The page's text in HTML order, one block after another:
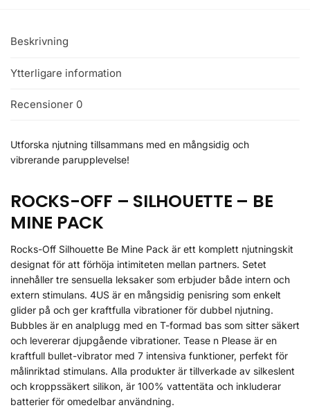
Beskrivning
Ytterligare information
Recensioner 0
Utforska njutning tillsammans med en mångsidig och
vibrerande parupplevelse!
ROCKS-OFF – SILHOUETTE – BE
MINE PACK
Rocks-Off Silhouette Be Mine Pack är ett komplett njutningskit
designat för att förhöja intimiteten mellan partners. Setet
innehåller tre sensuella leksaker som erbjuder både intern och
extern stimulans. 4US är en mångsidig penisring som enkelt
glider på och ger kraftfulla vibrationer för dubbel njutning.
Bubbles är en analplugg med en T-formad bas som sitter säkert
och levererar djupgående vibrationer. Tease n Please är en
kraftfull bullet-vibrator med 7 intensiva funktioner, perfekt för
målinriktad stimulans. Alla produkter är tillverkade av silkeslent
och kroppssäkert silikon, är 100% vattentäta och inkluderar
batterier för omedelbar användning.